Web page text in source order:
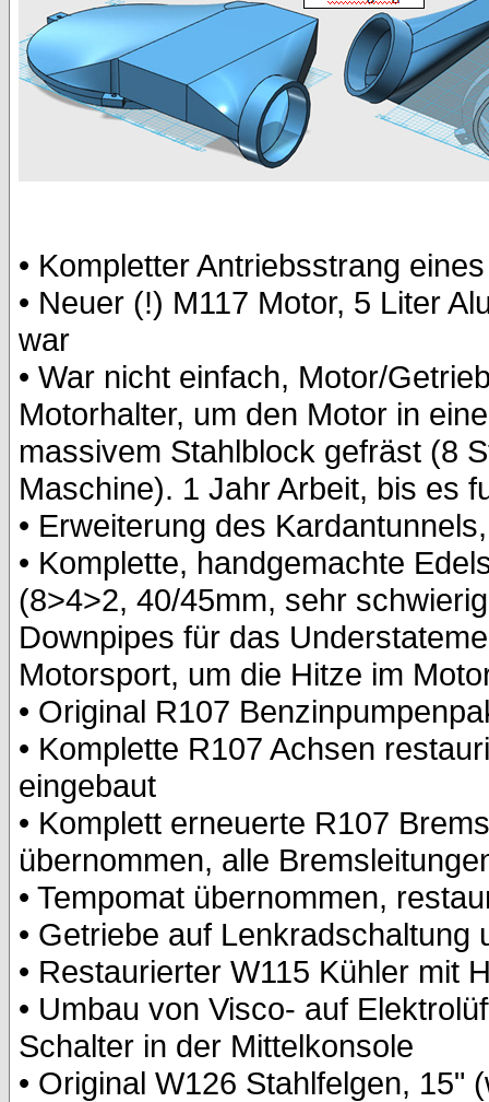
• Kompletter Antriebsstrang
• Neuer (!) M117 Motor, 5 Liter
war
• War nicht einfach, Motor/
Motorhalter, um den Motor in
massivem Stahlblock gefräst (8
Maschine). 1 Jahr Arbeit, bis es
• Erweiterung des
• Komplette, handgemachte
(8>4>2, 40/45mm, sehr
Downpipes für das
Motorsport, um die Hitze im
• Original R107
• Komplette R107 Achsen
eingebaut
• Komplett erneuerte R107
übernommen, alle
• Tempomat übernommen,
• Getriebe auf Lenkradschaltung
• Restaurierter W115 Kühler mit
• Umbau von Visco- auf
Schalter in der Mittelkonsole
• Original W126 Stahlfelgen, 15"